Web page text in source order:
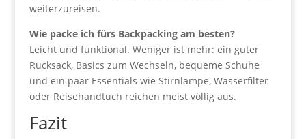
weiterzureisen.
Wie packe ich fürs Backpacking am besten?
Leicht und funktional. Weniger ist mehr: ein guter
Rucksack, Basics zum Wechseln, bequeme Schuhe
und ein paar Essentials wie Stirnlampe, Wasserfilter
oder Reisehandtuch reichen meist völlig aus.
Fazit